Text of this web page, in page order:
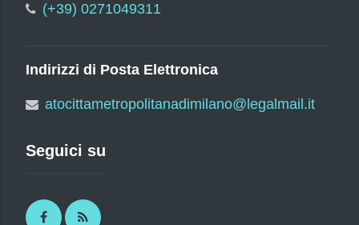
(+39) 0271049311
Indirizzi di Posta Elettronica
atocittametropolitanadimilano@legalmail.it
Seguici su
FacebookRSS